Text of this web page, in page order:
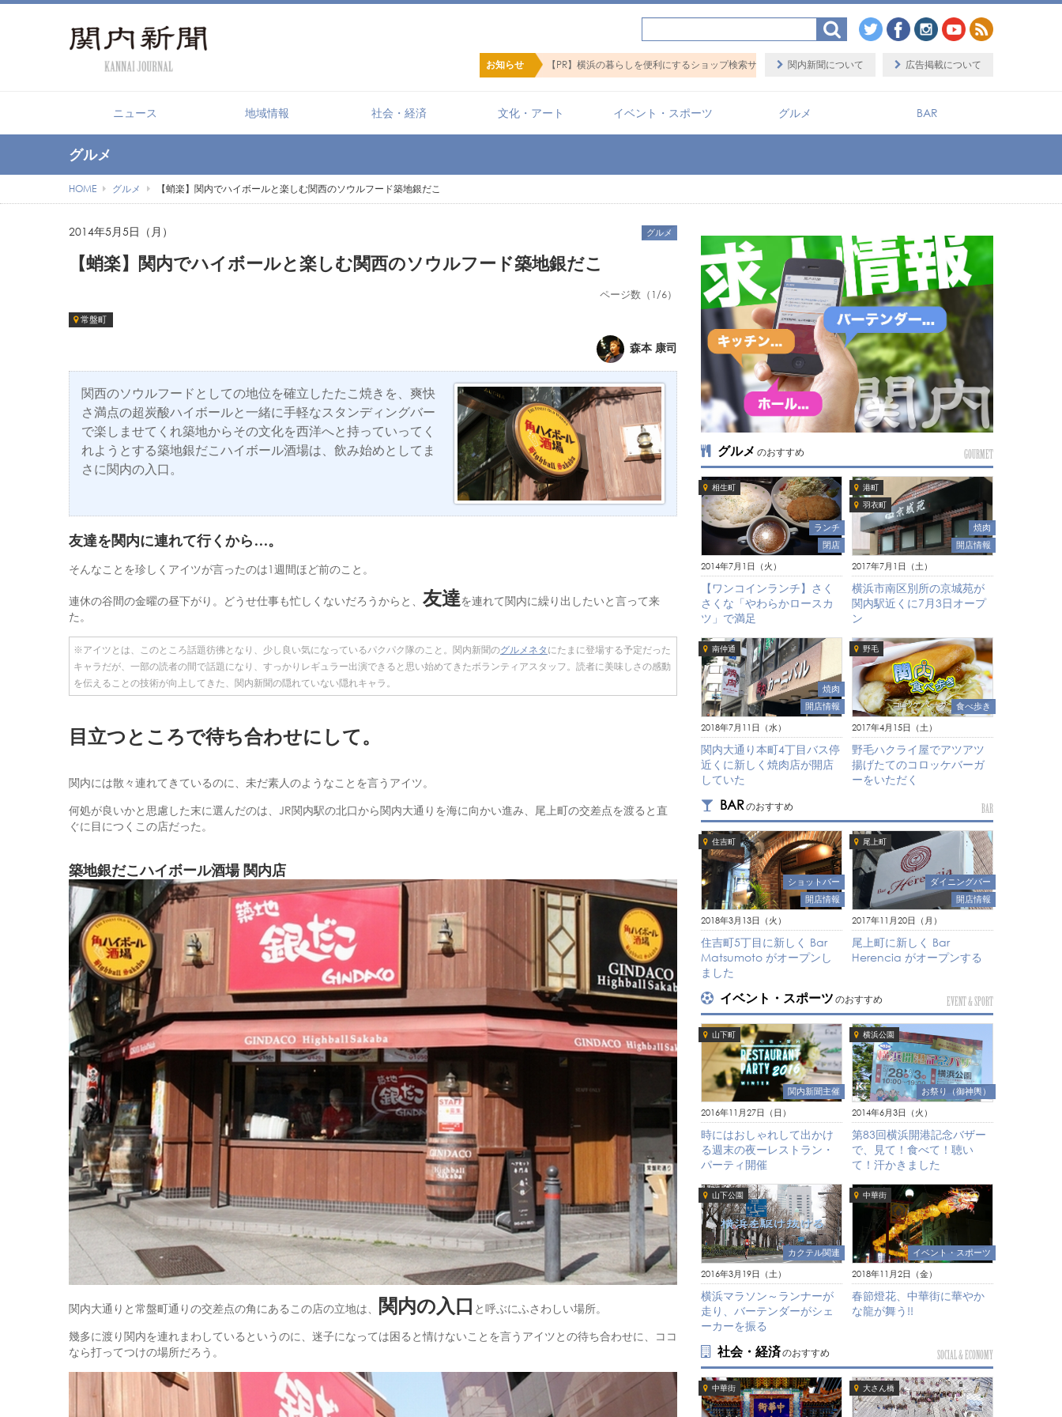
関内新聞について 広告掲載について
お知らせ 【PR】横浜の暮らしを便利にするショップ検索サイト「BaySHOPs（ベイショップス）」
ニュース 地域情報 社会・経済 文化・アート イベント・スポーツ グルメ BAR
グルメ
HOME グルメ 【蛸楽】関内でハイボールと楽しむ関西のソウルフード築地銀だこ
2014年5月5日（月）
【蛸楽】関内でハイボールと楽しむ関西のソウルフード築地銀だこ
ページ数（1/6）
グルメ
常盤町
森本 康司
関西のソウルフードとしての地位を確立したたこ焼きを、爽快
さ満点の超炭酸ハイボールと一緒に手軽なスタンディングバー
で楽しませてくれ築地からその文化を西洋へと持っていってく
れようとする築地銀だこハイボール酒場は、飲み始めとしてま
さに関内の入口。
友達を関内に連れて行くから…。
そんなことを珍しくアイツが言ったのは1週間ほど前のこと。
連休の谷間の金曜の昼下がり。どうせ仕事も忙しくないだろうからと、 友達を連れて関内に繰り出したいと言って来
た。
※アイツとは、このところ話題彷彿となり、少し良い気になっているパクパク隊のこと。関内新聞のグルメネタにたまに登場する予定だった
キャラだが、一部の読者の間で話題になり、すっかりレギュラー出演できると思い始めてきたボランティアスタッフ。読者に美味しさの感動
を伝えることの技術が向上してきた、関内新聞の隠れていない隠れキャラ。
目立つところで待ち合わせにして。
関内には散々連れてきているのに、未だ素人のようなことを言うアイツ。
何処が良いかと思慮した末に選んだのは、JR関内駅の北口から関内大通りを海に向かい進み、尾上町の交差点を渡ると直
ぐに目につくこの店だった。
築地銀だこハイボール酒場 関内店
関内大通りと常盤町通りの交差点の角にあるこの店の立地は、 関内の入口 と呼ぶにふさわしい場所。
幾多に渡り関内を連れまわしているというのに、迷子になっては困ると情けないことを言うアイツとの待ち合わせに、ココ
なら打ってつけの場所だろう。
グルメ のおすすめ GOURMET
相生町
ランチ
閉店
2014年7月1日（火）
【ワンコインランチ】さく
さくな「やわらかロースカ
ツ」で満足
港町
羽衣町
焼肉
開店情報
2017年7月1日（土）
横浜市南区別所の京城苑が
関内駅近くに7月3日オープ
ン
南仲通
焼肉
開店情報
2018年7月11日（水）
関内大通り本町4丁目バス停
近くに新しく焼肉店が開店
していた
野毛
食べ歩き
2017年4月15日（土）
野毛ハクライ屋でアツアツ
揚げたてのコロッケバーガ
ーをいただく
BARのおすすめ BAR
住吉町
ショットバー
開店情報
2018年3月13日（火）
住吉町5丁目に新しく Bar
Matsumoto がオープンし
ました
尾上町
ダイニングバー
開店情報
2017年11月20日（月）
尾上町に新しく Bar
Herencia がオープンする
イベント・スポーツ のおすすめ EVENT & SPORT
山下町
関内新聞主催
2016年11月27日（日）
時にはおしゃれして出かけ
る週末の夜ーレストラン・
パーティ開催
横浜公園
お祭り（御神輿）
2014年6月3日（火）
第83回横浜開港記念バザー
で、見て！食べて！聴い
て！汗かきました
山下公園
カクテル関連
2016年3月19日（土）
横浜マラソン～ランナーが
走り、バーテンダーがシェ
ーカーを振る
中華街
イベント・スポーツ
2018年11月2日（金）
春節燈花、中華街に華やか
な龍が舞う!!
社会・経済のおすすめ SOCIAL & ECONOMY
中華街 大さん橋